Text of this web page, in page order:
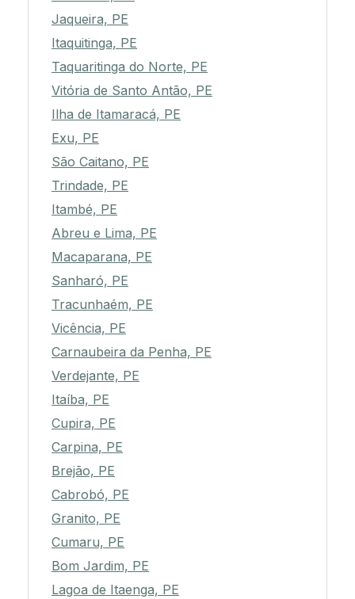
Jaqueira, PE
Itaquitinga, PE
Taquaritinga do Norte, PE
Vitória de Santo Antão, PE
Ilha de Itamaracá, PE
Exu, PE
São Caitano, PE
Trindade, PE
Itambé, PE
Abreu e Lima, PE
Macaparana, PE
Sanharó, PE
Tracunhaém, PE
Vicência, PE
Carnaubeira da Penha, PE
Verdejante, PE
Itaíba, PE
Cupira, PE
Carpina, PE
Brejão, PE
Cabrobó, PE
Granito, PE
Cumaru, PE
Bom Jardim, PE
Lagoa de Itaenga, PE